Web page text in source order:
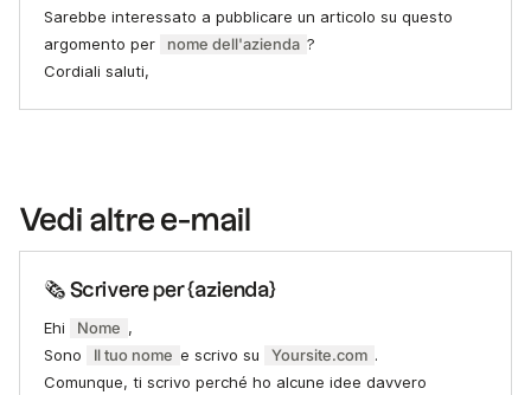
Sarebbe interessato a pubblicare un articolo su questo
argomento per
nome dell'azienda ?
Cordiali saluti,
Vedi altre e-mail
🗞 Scrivere per {azienda}
Ehi Nome ,
Sono
Il tuo nome e scrivo su Yoursite.com .
Comunque, ti scrivo perché ho alcune idee davvero